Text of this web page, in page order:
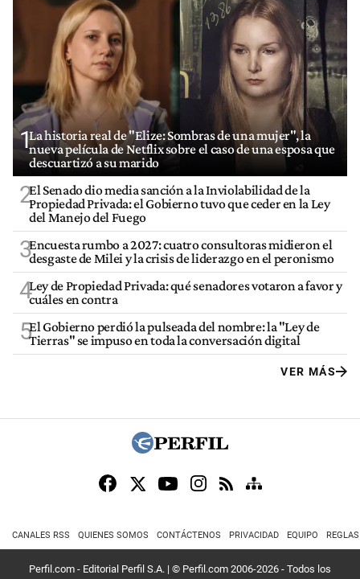
1La historia real de "Elize: Sombras de una mujer", la
nueva película de Netflix sobre el caso de una esposa que
descuartizó a su marido
2El Senado dio media sanción a la Inviolabilidad de la
Propiedad Privada: el Gobierno tuvo que ceder en la Ley
del Manejo del Fuego
3Encuesta rumbo a 2027: cuatro consultoras midieron el
desgaste de Milei y la crisis de liderazgo en el peronismo
4Ley de Propiedad Privada: qué senadores votaron a favor y
cuáles en contra
5El Gobierno perdió la pulseada del nombre: la "Ley de
Tierras" se impuso en toda la conversación digital
VER MÁS
CANALES RSS QUIENES SOMOS CONTÁCTENOS PRIVACIDAD EQUIPO
Perfil.com - Editorial Perfil S.A. | © Perfil.com 2006-2026 - Todos los